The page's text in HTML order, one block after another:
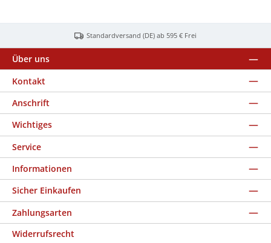
Standardversand (DE) ab 595 € Frei
Über uns
Kontakt
Anschrift
Wichtiges
Service
Informationen
Sicher Einkaufen
Zahlungsarten
Widerrufsrecht